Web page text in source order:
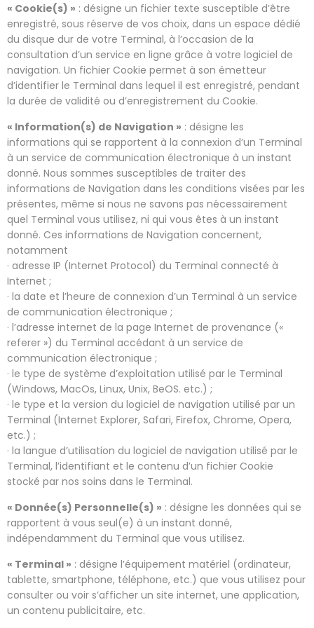
« Cookie(s) » : désigne un fichier texte susceptible d’être
enregistré, sous réserve de vos choix, dans un espace dédié
du disque dur de votre Terminal, à l’occasion de la
consultation d’un service en ligne grâce à votre logiciel de
navigation. Un fichier Cookie permet à son émetteur
d’identifier le Terminal dans lequel il est enregistré, pendant
la durée de validité ou d’enregistrement du Cookie.
« Information(s) de Navigation » : désigne les
informations qui se rapportent à la connexion d’un Terminal
à un service de communication électronique à un instant
donné. Nous sommes susceptibles de traiter des
informations de Navigation dans les conditions visées par les
présentes, même si nous ne savons pas nécessairement
quel Terminal vous utilisez, ni qui vous êtes à un instant
donné. Ces informations de Navigation concernent,
notamment
· adresse IP (Internet Protocol) du Terminal connecté à
Internet ;
· la date et l’heure de connexion d’un Terminal à un service
de communication électronique ;
· l’adresse internet de la page Internet de provenance («
referer ») du Terminal accédant à un service de
communication électronique ;
· le type de système d’exploitation utilisé par le Terminal
(Windows, MacOs, Linux, Unix, BeOS. etc.) ;
· le type et la version du logiciel de navigation utilisé par un
Terminal (Internet Explorer, Safari, Firefox, Chrome, Opera,
etc.) ;
· la langue d’utilisation du logiciel de navigation utilisé par le
Terminal, l’identifiant et le contenu d’un fichier Cookie
stocké par nos soins dans le Terminal.
« Donnée(s) Personnelle(s) » : désigne les données qui se
rapportent à vous seul(e) à un instant donné,
indépendamment du Terminal que vous utilisez.
« Terminal » : désigne l’équipement matériel (ordinateur,
tablette, smartphone, téléphone, etc.) que vous utilisez pour
consulter ou voir s’afficher un site internet, une application,
un contenu publicitaire, etc.